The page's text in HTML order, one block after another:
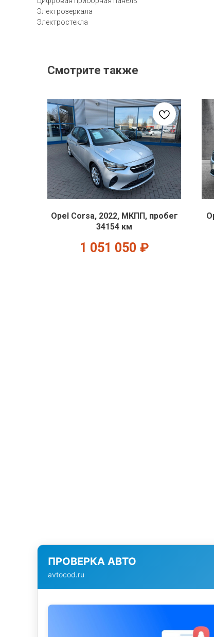
Электрозеркала
Электростекла
Смотрите также
Opel Corsa, 2022, МКПП, пробег
34154 км
1 051 050 ₽
ПРОВЕРКА АВТО
avtocod.ru